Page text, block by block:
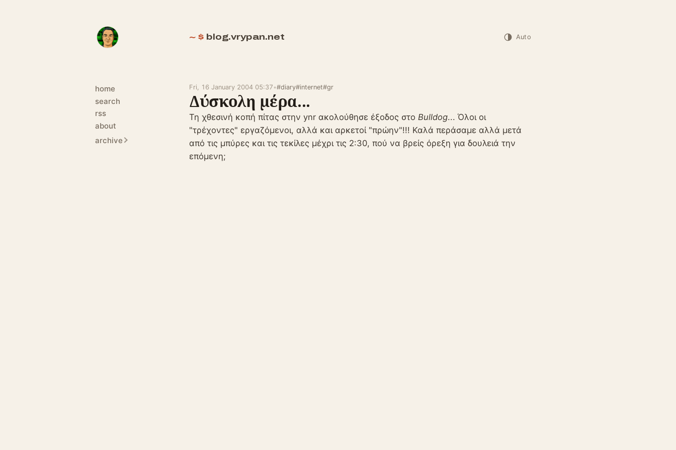
home
search
rss
about
archive
blog.vrypan.net Auto
Fri, 16 January 2004 05:37 •#diary#internet#gr
Δύσκολη μέρα...
Τη χθεσινή κοπή πίτας στην ynr ακολούθησε έξοδος στο Bulldog... Όλοι οι
"τρέχοντες" εργαζόμενοι, αλλά και αρκετοί "πρώην"!!! Καλά περάσαμε αλλά μετά
από τις μπύρες και τις τεκίλες μέχρι τις 2:30, πού να βρείς όρεξη για δουλειά την
επόμενη;